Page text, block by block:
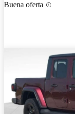
Buena oferta